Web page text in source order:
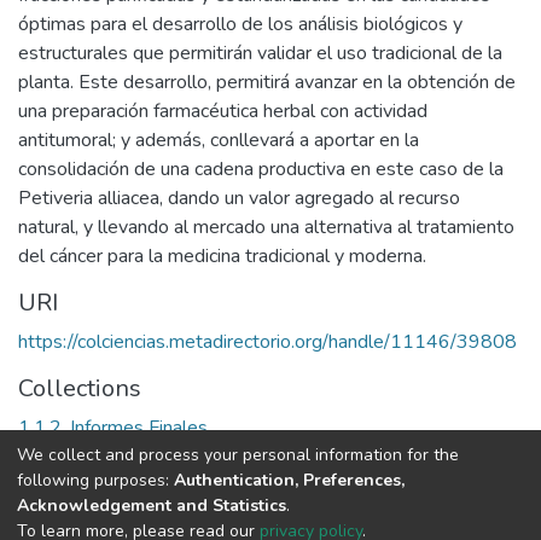
óptimas para el desarrollo de los análisis biológicos y
estructurales que permitirán validar el uso tradicional de la
planta. Este desarrollo, permitirá avanzar en la obtención de
una preparación farmacéutica herbal con actividad
antitumoral; y además, conllevará a aportar en la
consolidación de una cadena productiva en este caso de la
Petiveria alliacea, dando un valor agregado al recurso
natural, y llevando al mercado una alternativa al tratamiento
del cáncer para la medicina tradicional y moderna.
URI
https://colciencias.metadirectorio.org/handle/11146/39808
Collections
1.1.2. Informes Finales
Full item page
We collect and process your personal information for the
following purposes: Authentication, Preferences,
Acknowledgement and Statistics.
To learn more, please read our privacy policy.